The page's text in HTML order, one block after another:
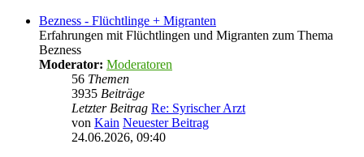
Bezness - Flüchtlinge + Migranten
Erfahrungen mit Flüchtlingen und Migranten zum Thema
Bezness
Moderator: Moderatoren
56 Themen
3935 Beiträge
Letzter Beitrag Re: Syrischer Arzt
von Kain Neuester Beitrag
24.06.2026, 09:40